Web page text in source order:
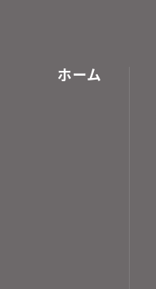
ホーム